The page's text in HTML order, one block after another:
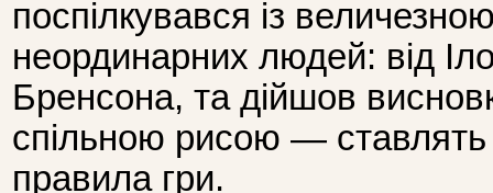
поспілкувався із
неординарних людей: від
Бренсона, та дійшов
спільною рисою — ставлять
правила гри.